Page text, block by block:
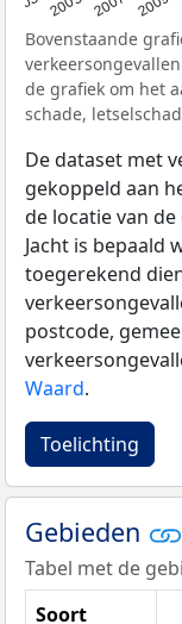
Bovenstaande
de grafiek om het
schade,
De dataset met
gekoppeld aan
de locatie van
Jacht is bepaald
toegerekend
postcode,
Waard.
Toelichting
Gebieden
Tabel met de
Soort